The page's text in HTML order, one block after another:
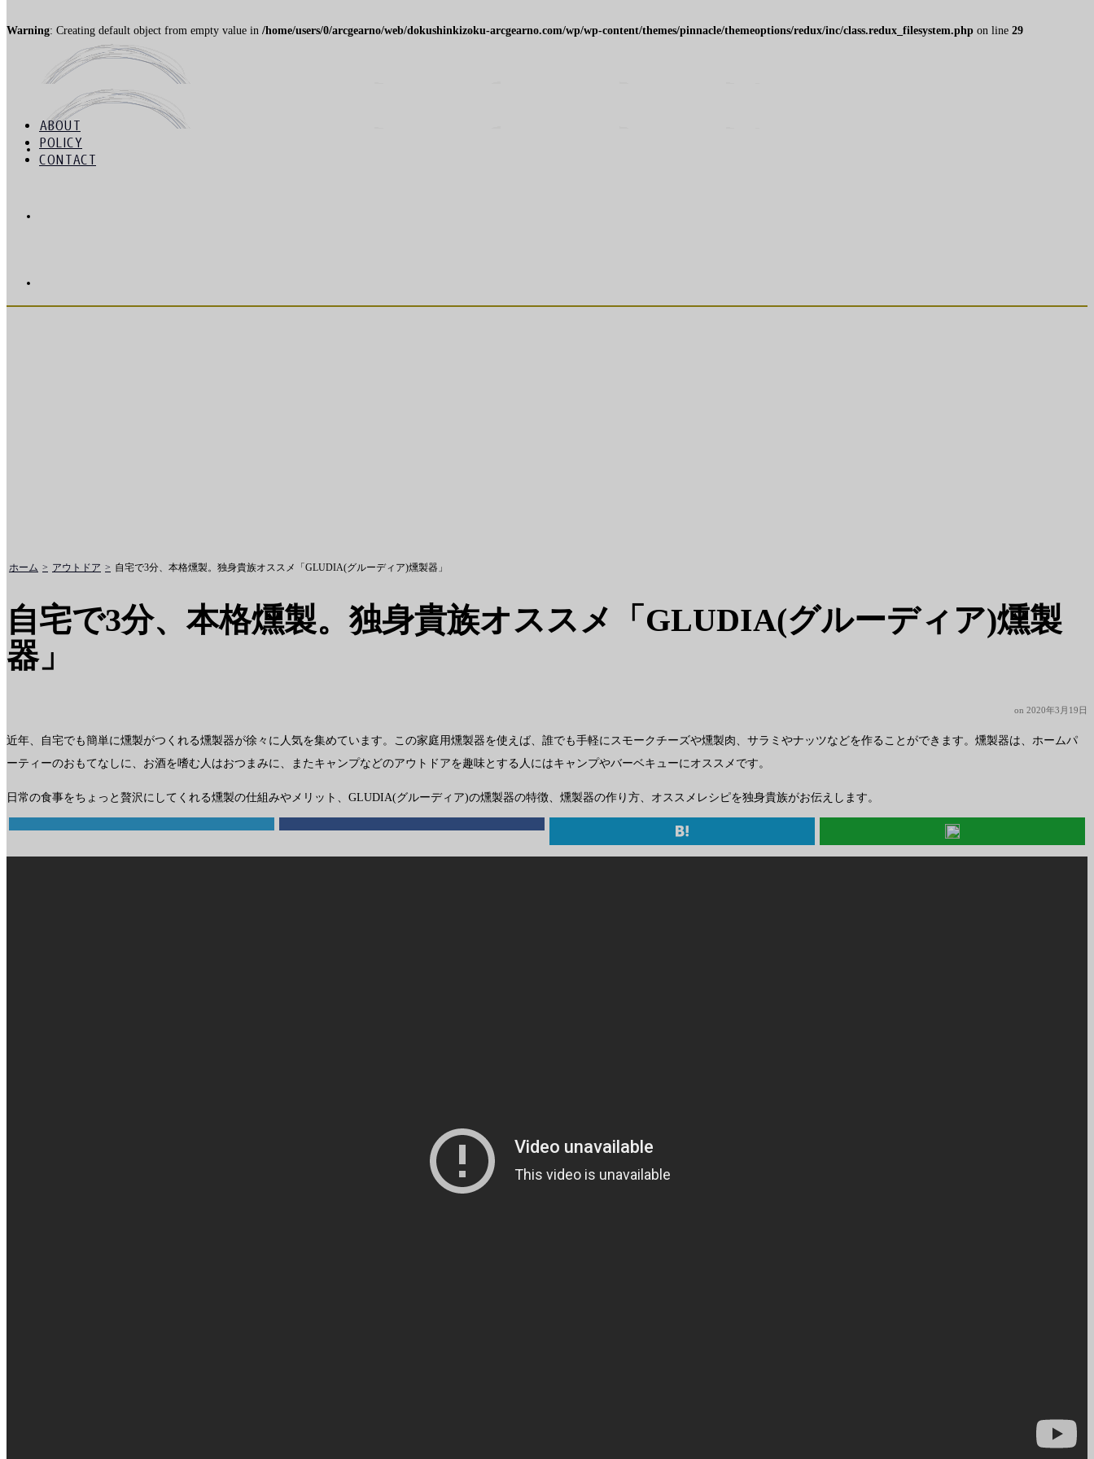
Warning: Creating default object from empty value in /home/users/0/arcgearno/web/dokushinkizoku-arcgearno.com/wp/wp-content/themes/pinnacle/themeoptions/redux/inc/class.redux_filesystem.php on line 29
ABOUT
ABOUT
POLICY
CONTACT
ホーム アウトドア 自宅で3分、本格燻製。独身貴族オススメ「GLUDIA(グルーディア)燻製器」
自宅で3分、本格燻製。独身貴族オススメ「GLUDIA(グルーディア)燻製
器」
on 2020年3月19日
近年、自宅でも簡単に燻製がつくれる燻製器が徐々に人気を集めています。この家庭用燻製器を使えば、誰でも手軽にスモークチーズや燻製肉、サラミやナッツなどを作ることができます。燻製器は、ホームパ
ーティーのおもてなしに、お酒を嗜む人はおつまみに、またキャンプなどのアウトドアを趣味とする人にはキャンプやバーベキューにオススメです。
日常の食事をちょっと贅沢にしてくれる燻製の仕組みやメリット、GLUDIA(グルーディア)の燻製器の特徴、燻製器の作り方、オススメレシピを独身貴族がお伝えします。